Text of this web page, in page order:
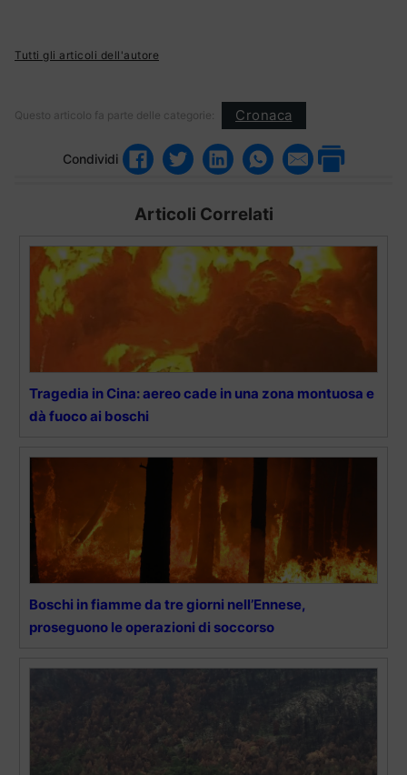
Tutti gli articoli dell'autore
Questo articolo fa parte delle categorie: Cronaca
Condividi
Articoli Correlati
Tragedia in Cina: aereo cade in una zona montuosa e
dà fuoco ai boschi
Boschi in fiamme da tre giorni nell’Ennese,
proseguono le operazioni di soccorso